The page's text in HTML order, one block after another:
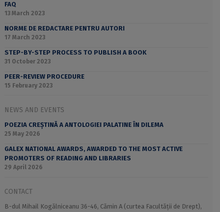
FAQ
13 March 2023
NORME DE REDACTARE PENTRU AUTORI
17 March 2023
STEP-BY-STEP PROCESS TO PUBLISH A BOOK
31 October 2023
PEER-REVIEW PROCEDURE
15 February 2023
NEWS AND EVENTS
POEZIA CREȘTINĂ A ANTOLOGIEI PALATINE ÎN DILEMA
25 May 2026
GALEX NATIONAL AWARDS, AWARDED TO THE MOST ACTIVE
PROMOTERS OF READING AND LIBRARIES
29 April 2026
CONTACT
B-dul Mihail Kogălniceanu 36-46, Cămin A (curtea Facultății de Drept),